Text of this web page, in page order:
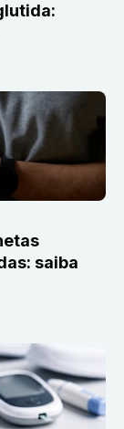
saiba